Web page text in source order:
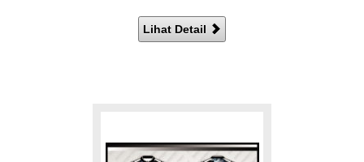
Lihat Detail